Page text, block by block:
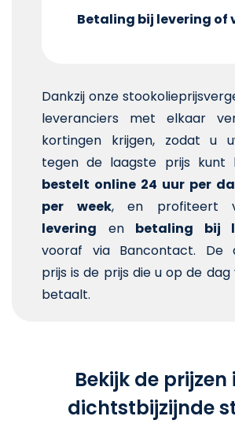
Betaling bij levering of
Dankzij onze
leveranciers met elkaar
kortingen krijgen, zodat u
tegen de laagste prijs kunt
bestelt online 24 uur per
per week, en profiteert
levering en betaling bij
vooraf via Bancontact. De
prijs is de prijs die u op de
betaalt.
Bekijk de prijzen
dichtstbijzijnde